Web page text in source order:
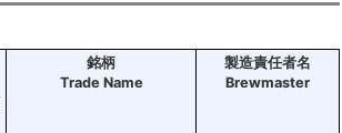
銘柄
Trade Name
製造責任者名
Brewmaster